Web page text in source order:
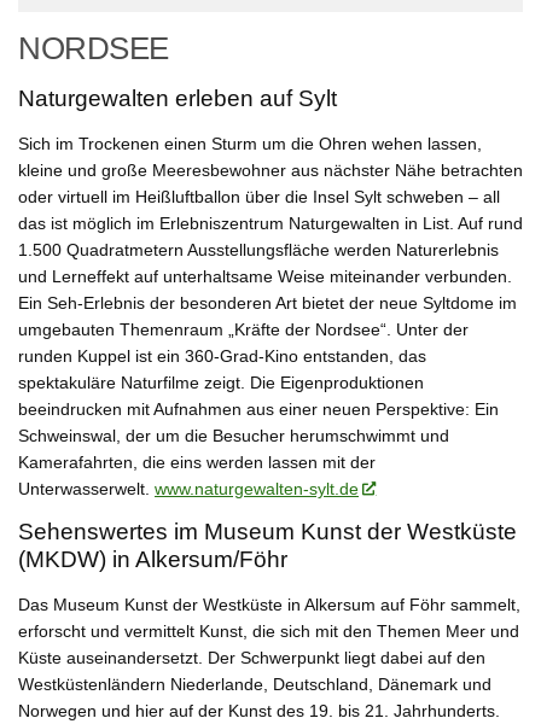
NORDSEE
Naturgewalten erleben auf Sylt
Sich im Trockenen einen Sturm um die Ohren wehen lassen,
kleine und große Meeresbewohner aus nächster Nähe betrachten
oder virtuell im Heißluftballon über die Insel Sylt schweben – all
das ist möglich im Erlebniszentrum Naturgewalten in List. Auf rund
1.500 Quadratmetern Ausstellungsfläche werden Naturerlebnis
und Lerneffekt auf unterhaltsame Weise miteinander verbunden.
Ein Seh-Erlebnis der besonderen Art bietet der neue Syltdome im
umgebauten Themenraum „Kräfte der Nordsee“. Unter der
runden Kuppel ist ein 360-Grad-Kino entstanden, das
spektakuläre Naturfilme zeigt. Die Eigenproduktionen
beeindrucken mit Aufnahmen aus einer neuen Perspektive: Ein
Schweinswal, der um die Besucher herumschwimmt und
Kamerafahrten, die eins werden lassen mit der
Unterwasserwelt. www.naturgewalten-sylt.de
Sehenswertes im Museum Kunst der Westküste
(MKDW) in Alkersum/Föhr
Das Museum Kunst der Westküste in Alkersum auf Föhr sammelt,
erforscht und vermittelt Kunst, die sich mit den Themen Meer und
Küste auseinandersetzt. Der Schwerpunkt liegt dabei auf den
Westküstenländern Niederlande, Deutschland, Dänemark und
Norwegen und hier auf der Kunst des 19. bis 21. Jahrhunderts.